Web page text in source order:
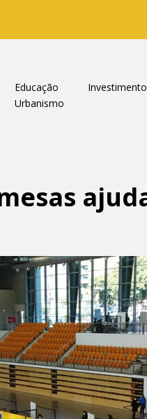
Educação Investimento
Urbanismo